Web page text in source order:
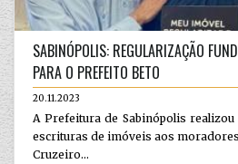
SABINÓPOLIS: REGULARIZAÇÃO
PARA O PREFEITO BETO
20.11.2023
A Prefeitura de Sabinópolis
escrituras de imóveis aos
Cruzeiro...